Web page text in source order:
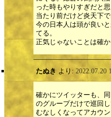
った時もやりすぎだと思
当たり前だけど炎天下
今の日本人は頭が良い
てる。
正気じゃないことは確か
たぬき より: 2022.07.20
確かにツイッターも、
のグループだけで巡回
むなしくなってアカウ